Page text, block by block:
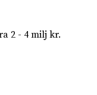
2 - 4 milj kr.